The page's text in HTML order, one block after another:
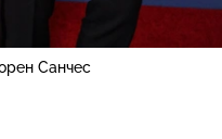
Санчес